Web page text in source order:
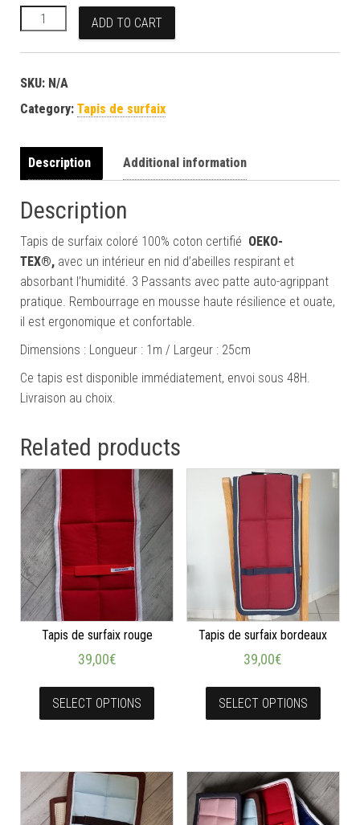
Tapis de surfaix rose pâle quantity
ADD TO CART
SKU: N/A
Category: Tapis de surfaix
Description Additional information
Description
Tapis de surfaix coloré 100% coton certifié OEKO-
TEX®, avec un intérieur en nid d’abeilles respirant et
absorbant l’humidité. 3 Passants avec patte auto-agrippant
pratique. Rembourrage en mousse haute résilience et ouate,
il est ergonomique et confortable.
Dimensions : Longueur : 1m / Largeur : 25cm
Ce tapis est disponible immédiatement, envoi sous 48H.
Livraison au choix.
Related products
Tapis de surfaix rouge
39,00€
SELECT OPTIONS
Tapis de surfaix bordeaux
39,00€
SELECT OPTIONS